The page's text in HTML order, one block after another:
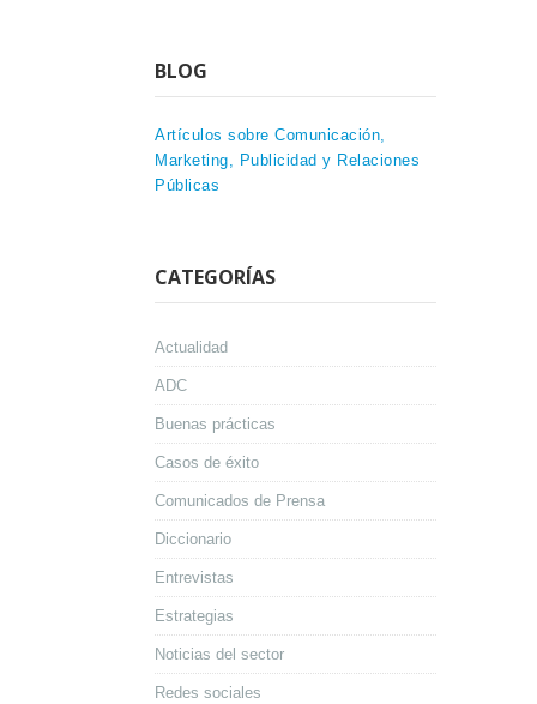
BLOG
Artículos sobre Comunicación,
Marketing, Publicidad y Relaciones
Públicas
CATEGORÍAS
Actualidad
ADC
Buenas prácticas
Casos de éxito
Comunicados de Prensa
Diccionario
Entrevistas
Estrategias
Noticias del sector
Redes sociales